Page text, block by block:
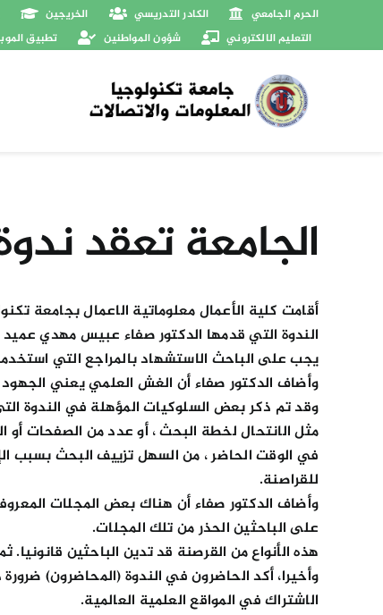
الحرم الجامعي الكادر التدريسي الخريجين
التعليم الالكتروني
شؤون المواطنين تطبيق
الجامعة تعقد
أقامت كلية الأعمال معلوماتية الاعمال بجامعة
الندوة التي قدمها الدكتور صفاء عبيس مهدي عميد
يجب على الباحث الاستشهاد بالمراجع التي
وأضاف الدكتور صفاء أن الغش العلمي يعني
وقد تم ذكر بعض السلوكيات المؤهلة في الندوة
مثل الانتحال لخطة البحث ، أو عدد من الصفحات أو
في الوقت الحاضر ، من السهل تزييف البحث بسبب
للقراصنة.
وأضاف الدكتور صفاء أن هناك بعض المجلات
على الباحثين الحذر من تلك المجلات.
هذه الأنواع من القرصنة قد تدين الباحثين
وأخيرا، أكد الحاضرون في الندوة (المحاضرون)
الاشتراك في المواقع العلمية العالمية.